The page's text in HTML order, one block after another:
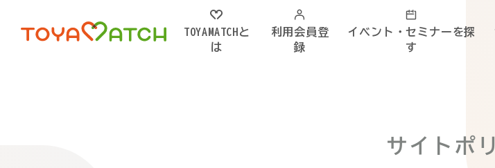
TOYAMATCHと
は
利用会員登
録
イベント・セミナーを探
す
サイトポ